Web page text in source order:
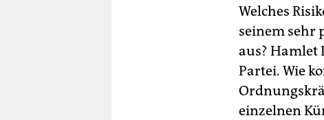
Welches
seinem sehr
aus? Hamlet
Partei. Wie
einzelnen